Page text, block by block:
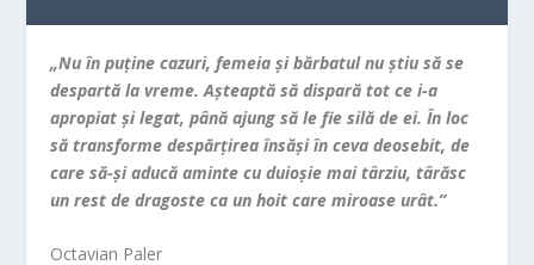
„Nu în puţine cazuri, femeia şi bărbatul nu ştiu să se
despartă la vreme. Aşteaptă să dispară tot ce i-a
apropiat şi legat, până ajung să le fie silă de ei. În loc
să transforme despărţirea însăşi în ceva deosebit, de
care să-şi aducă aminte cu duioşie mai târziu, târăsc
un rest de dragoste ca un hoit care miroase urât.”
Octavian Paler